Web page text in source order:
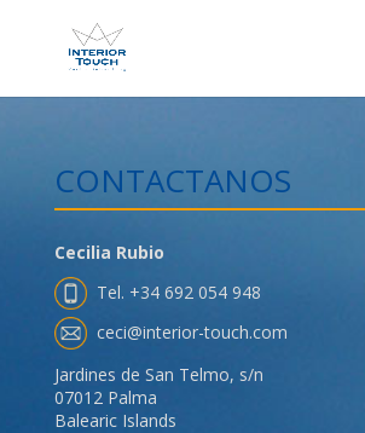
CONTACTANOS
Cecilia Rubio
Tel. +34 692 054 948
ceci@interior-touch.com
Jardines de San Telmo, s/n
07012 Palma
Balearic Islands